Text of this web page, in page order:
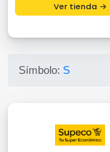
Ver tienda →
Símbolo: S